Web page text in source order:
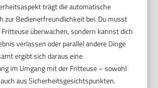
trägt die automatische
zur Bedienerfreundlichkeit bei. Du musst
überwachen, sondern kannst dich
verlassen oder parallel andere Dinge
ergibt sich daraus eine
im Umgang mit der Fritteuse – sowohl
aus Sicherheitsgesichtspunkten.